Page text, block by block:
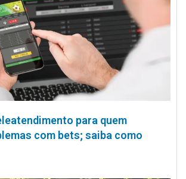
para quem
com bets; saiba como